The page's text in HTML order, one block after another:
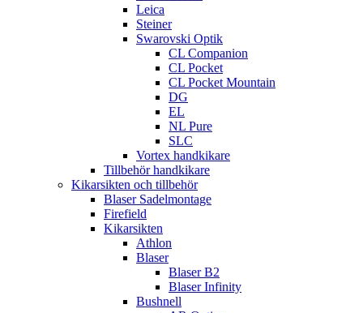
Leica
Steiner
Swarovski Optik
CL Companion
CL Pocket
CL Pocket Mountain
DG
EL
NL Pure
SLC
Vortex handkikare
Tillbehör handkikare
Kikarsikten och tillbehör
Blaser Sadelmontage
Firefield
Kikarsikten
Athlon
Blaser
Blaser B2
Blaser Infinity
Bushnell